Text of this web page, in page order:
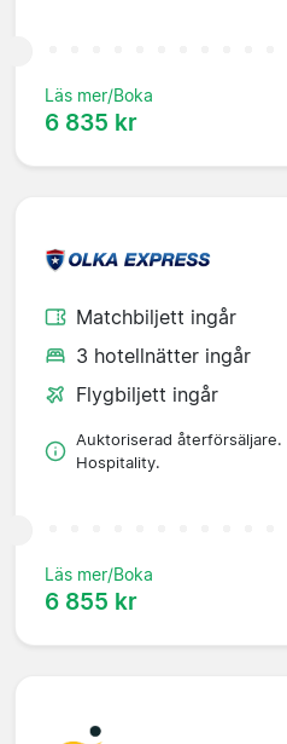
Läs mer/Boka
6 835 kr
Matchbiljett ingår
3 hotellnätter ingår
Flygbiljett ingår
Auktoriserad
Hospitality.
Läs mer/Boka
6 855 kr